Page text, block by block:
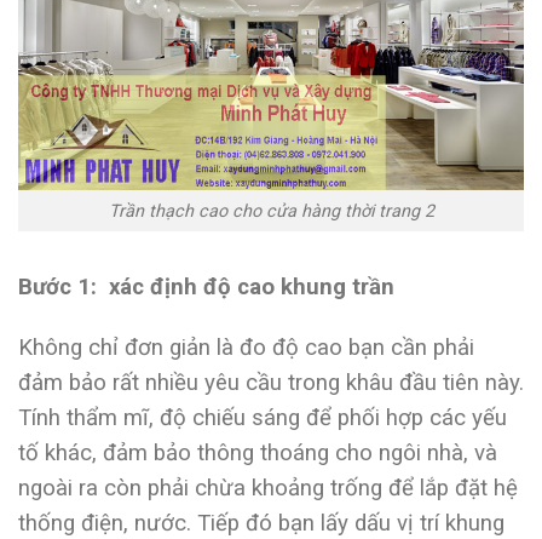
Trần thạch cao cho cửa hàng thời trang 2
Bước 1: xác định độ cao khung trần
Không chỉ đơn giản là đo độ cao bạn cần phải
đảm bảo rất nhiều yêu cầu trong khâu đầu tiên này.
Tính thẩm mĩ, độ chiếu sáng để phối hợp các yếu
tố khác, đảm bảo thông thoáng cho ngôi nhà, và
ngoài ra còn phải chừa khoảng trống để lắp đặt hệ
thống điện, nước. Tiếp đó bạn lấy dấu vị trí khung